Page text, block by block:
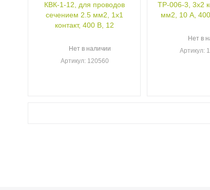
КВК-1-12, для проводов
сечением 2.5 мм2, 1x1
контакт, 400 В, 12
Нет в наличии
Артикул: 120560
ТР-006-3, 3х2
мм2, 10 А,
Нет в
Артикул: